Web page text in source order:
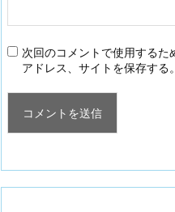
次回のコメントで使用する
アドレス、サイトを保存する。